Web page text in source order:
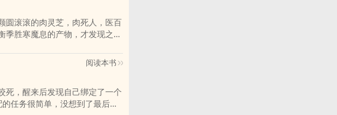
圆滚滚的肉灵芝，肉死人，医百
季胜寒魔息的产物，才发现之初
。”威胁成功，魔君端着一盘装
花雨，意为万世不得离婚。“不
盘装死的灵芝讲道理，天地规
。“不许诺我也要吃了你。”某
在自己原身割了一小块塞进魔君
沾自喜：“看吧，我就说灵芝很
阅读本书
死，醒来后发现自己绑定了一个
任务很简单，没想到了最后，